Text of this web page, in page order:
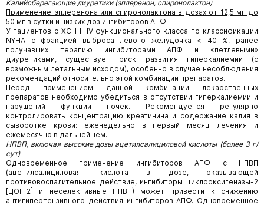
Калийсберегающие диуретики (эплеренон, спиронолактон)
Применение эплеренона или спиронолактона в дозах от 12,5 мг до
50 мг в сутки и низких доз ингибиторов АПФ
У пациентов с ХСН II-IV функционального класса по классификации
NYHA с фракцией выброса левого желудочка < 40 %, ранее
получавших терапию ингибиторами АПФ и «петлевыми»
диуретиками, существует риск развития гиперкалиемии (с
возможным летальным исходом), особенно в случае несоблюдения
рекомендаций относительно этой комбинации препаратов.
Перед применением данной комбинации лекарственных
препаратов необходимо убедиться в отсутствии гиперкалиемии и
нарушений функции почек. Рекомендуется регулярно
контролировать концентрацию креатинина и содержание калия в
сыворотке крови: еженедельно в первый месяц лечения и
ежемесячно в дальнейшем.
НПВП, включая высокие дозы ацетилсалициловой кислоты (более 3 г/
сут)
Одновременное применение ингибиторов АПФ с НПВП
(ацетилсалициловая кислота в дозе, оказывающей
противовоспалительное действие, ингибиторы циклооксигеназы-2
[ЦОГ-2] и неселективные НПВП) может привести к снижению
антигипертензивного действия ингибиторов АПФ. Одновременное